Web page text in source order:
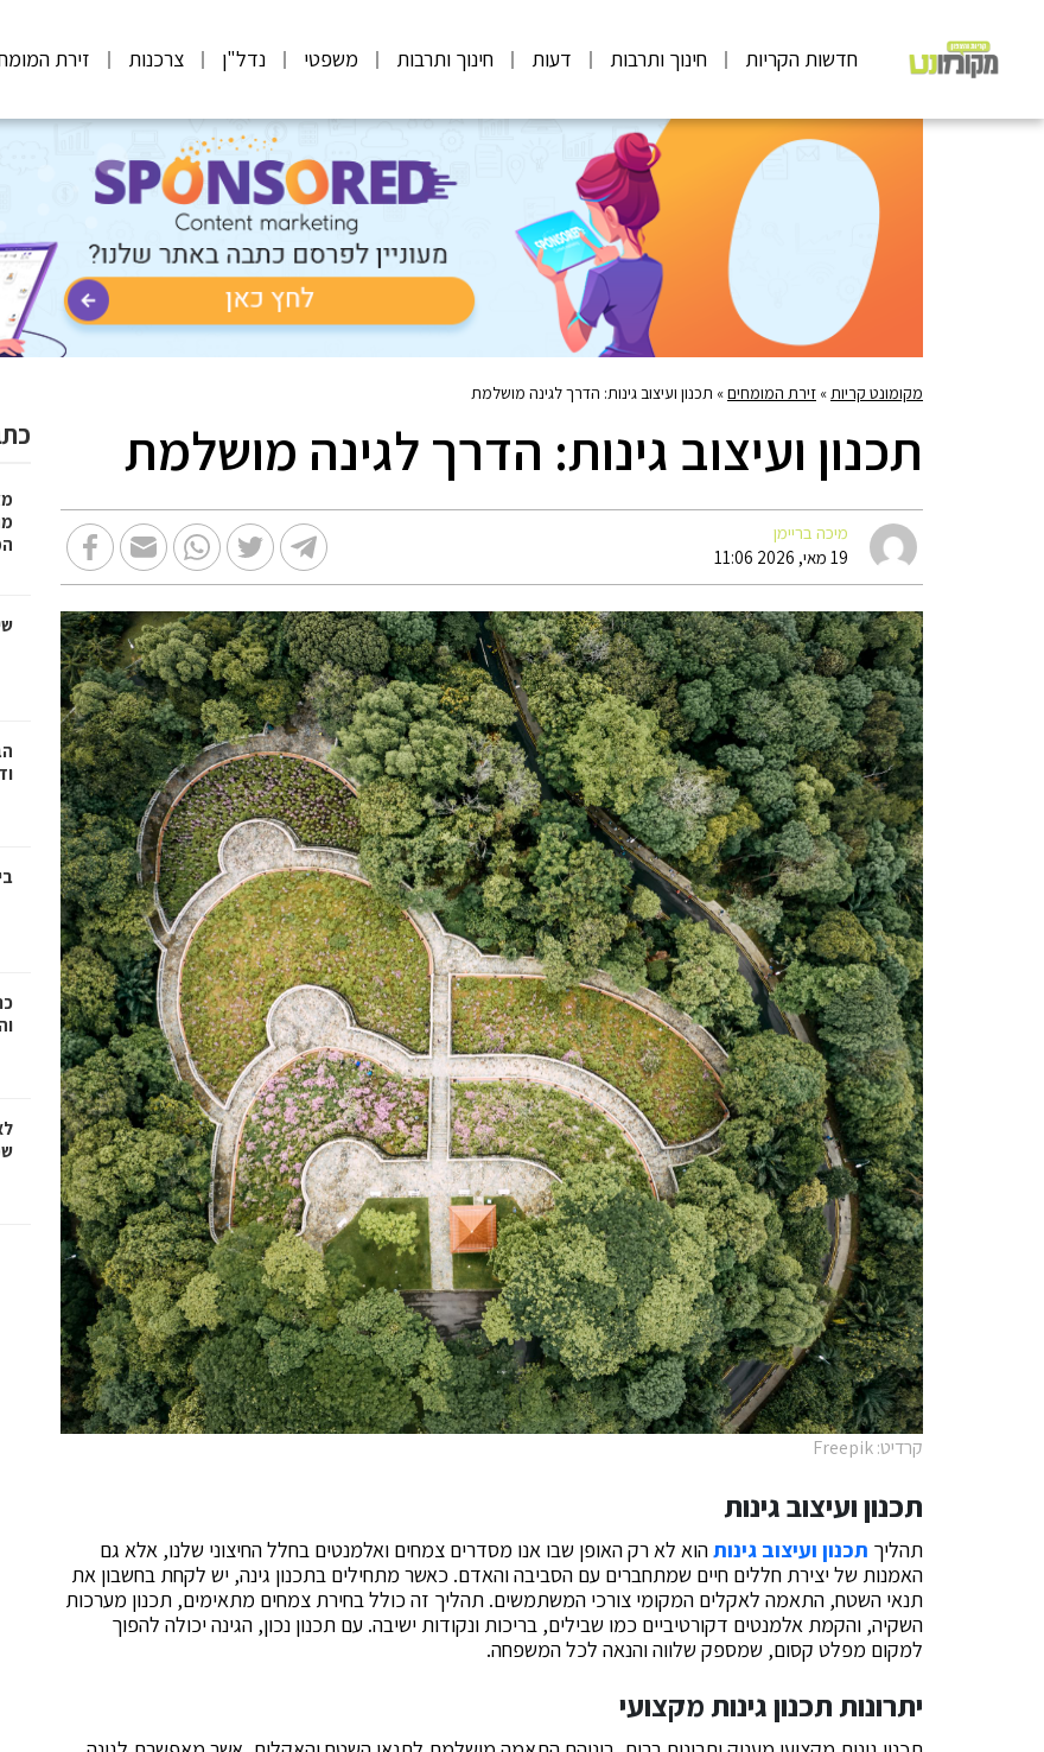
חדשות הקריות חינוך ותרבות דעות חינוך ותרבות משפטי נדל"ן צרכנות זירת
מקומונט קריות » זירת המומחים» תכנון ועיצוב גינות: הדרך לגינה מושלמת
תכנון ועיצוב גינות: הדרך לגינה מושלמת
מיכה בריימן
19 מאי, 2026 11:06
קרדיט: Freepik
תכנון ועיצוב גינות
תהליך תכנון ועיצוב גינותהוא לא רק האופן שבו אנו מסדרים צמחים ואלמנטים בחלל החיצוני שלנו, אלא גם
האמנות של יצירת חללים חיים שמתחברים עם הסביבה והאדם. כאשר מתחילים בתכנון גינה, יש לקחת בחשבון את
תנאי השטח, התאמה לאקלים המקומי צורכי המשתמשים. תהליך זה כולל בחירת צמחים מתאימים, תכנון מערכות
השקיה, והקמת אלמנטים דקורטיביים כמו שבילים, בריכות ונקודות ישיבה. עם תכנון נכון, הגינה יכולה להפוך
למקום מפלט קסום, שמספק שלווה והנאה לכל המשפחה.
יתרונות תכנון גינות מקצועי